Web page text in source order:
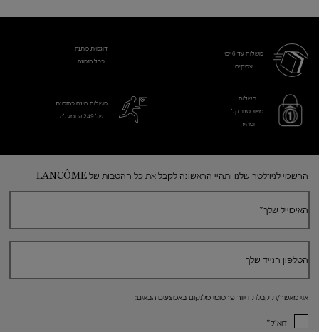
משלוח עד 6 ימי
עסקים​
דוגמית מתנה
בכל הזמנה
תשלום
מאובטח, קל
ומהיר
משלוח חינם בהזמנת
של 249 ₪ ומעלה
הרשמי לניוזלטר שלנו ותהיי הראשונה לקבל את כל ההטבות של LANCÔME
האימייל שלך*
הטלפון הנייד שלך
אני מאשר/ת קבלת דיוור פרסומי מלנקום באמצעים הבאים:
דוא"ל*